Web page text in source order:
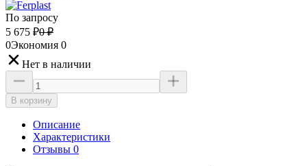
По запросу
5 675 ₽0 ₽
0Экономия 0
Нет в наличии
В корзину
Описание
Характеристики
Отзывы 0